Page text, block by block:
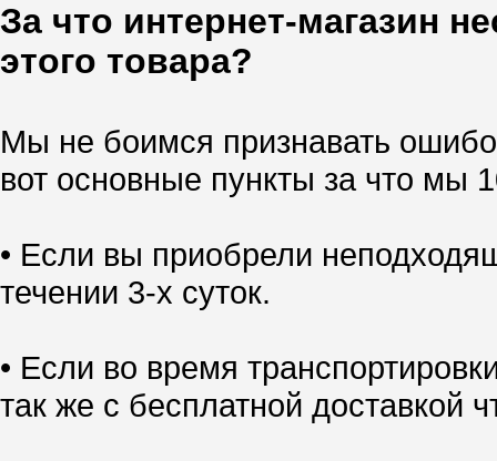
За что интернет-магазин
этого товара?
Мы не боимся признавать
вот основные пункты за что мы
• Если вы приобрели
течении 3-х суток.
• Если во время
так же с бесплатной доставкой